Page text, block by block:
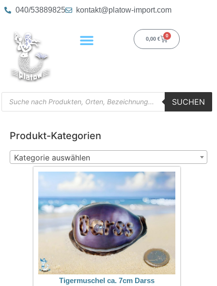
040/53889825 kontakt@platow-import.com
0,00 €
0
SUCHEN
Produkt-Kategorien
Kategorie auswählen
Tigermuschel ca. 7cm Darss